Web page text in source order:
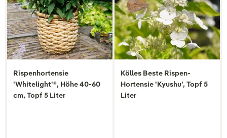
Rispenhortensie
'Whitelight'®, Höhe 40-60
cm, Topf 5 Liter
Kölles Beste Rispen-
Hortensie 'Kyushu', Topf 5
Liter